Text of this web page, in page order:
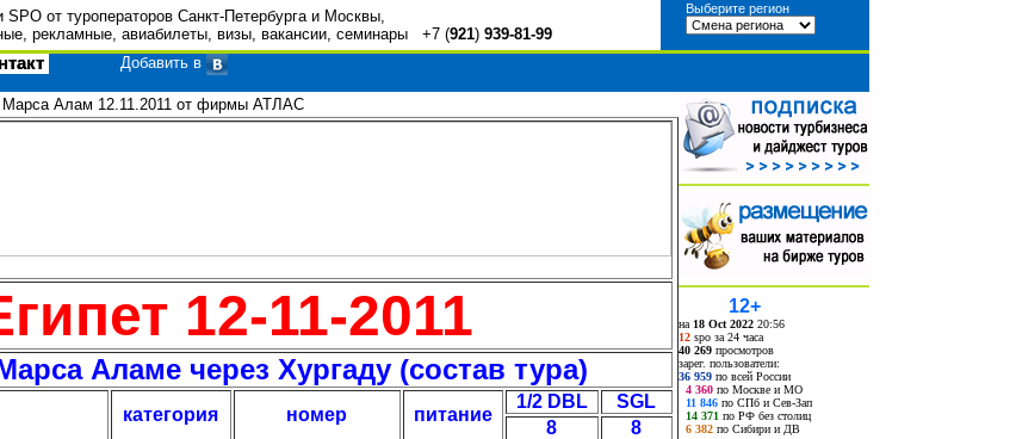
SPO от туроператоров Санкт-Петербурга и Москвы,
рекламные, авиабилеты, визы, вакансии, семинары +7 (921) 939-81-99
Выберите регион
Добавить в
Алам 12.11.2011 от фирмы АТЛАС
12-11-2011
Аламе через Хургаду (состав тура)
категория номер питание
1/2 DBL
SGL
8
8
12+
на 18 Oct 2022 20:56
12spo за 24 часа
40 269просмотров
зарег. пользователи:
36 959по всей России
4 360по Москве и МО
11 846по СПб и Сев-Зап
14 371 по РФ без столиц
6 382по Сибири и ДВ